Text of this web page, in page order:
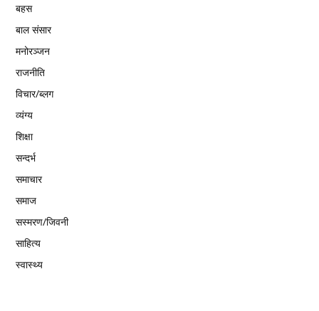
बहस
बाल संसार
मनोरञ्जन
राजनीति
विचार/ब्लग
व्यंग्य
शिक्षा
सन्दर्भ
समाचार
समाज
सस्मरण/जिवनी
साहित्य
स्वास्थ्य